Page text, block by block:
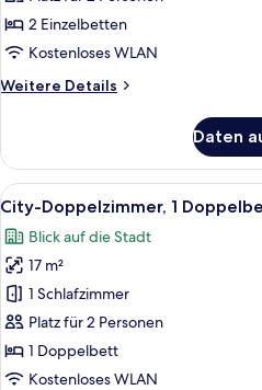
Zweibettzimmer,
2 Einzelbetten
anzeigen
2 Einzelbetten
Kostenloses WLAN
Weitere Details
Weitere
Zweibettzimmer,
2 Einzelbetten
Daten
Alle
Fotos
für
City-
Doppelzimmer,
1
Doppelbett,
Kanalblick
4
City-Doppelzimmer, 1
Blick auf die Stadt
17 m²
1 Schlafzimmer
Platz für 2 Personen
1 Doppelbett
Kostenloses WLAN